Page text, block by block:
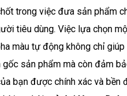
trong việc đưa sản phẩm
tiêu dùng. Việc lựa chọn
màu tự động không chỉ
gốc sản phẩm mà còn đảm
bạn được chính xác và bền